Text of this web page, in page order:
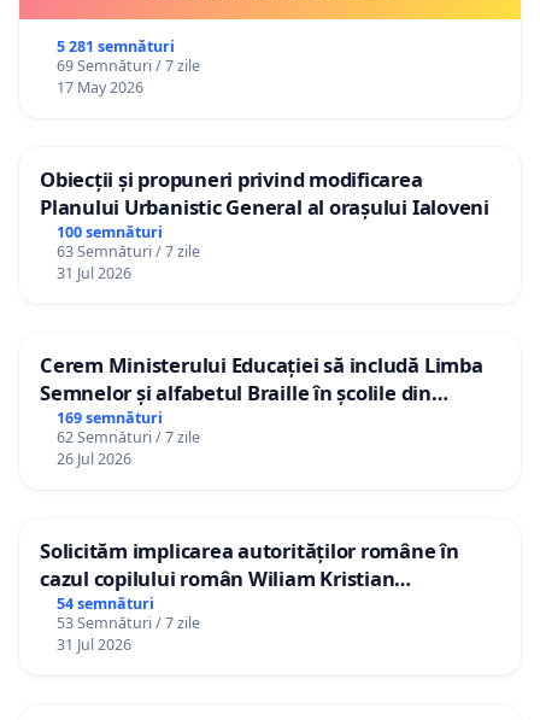
5 281 semnături
69 Semnături / 7 zile
17 May 2026
Obiecții și propuneri privind modificarea
Planului Urbanistic General al orașului Ialoveni
100 semnături
63 Semnături / 7 zile
31 Jul 2026
Cerem Ministerului Educației să includă Limba
Semnelor și alfabetul Braille în școlile din
Republica Moldova!
169 semnături
62 Semnături / 7 zile
26 Jul 2026
Solicităm implicarea autorităților române în
cazul copilului român Wiliam Kristian
Gheorghe, aflat în plasament în Danemarca de
12 ani
54 semnături
53 Semnături / 7 zile
31 Jul 2026